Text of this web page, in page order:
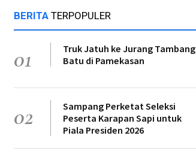
BERITA TERPOPULER
01
Truk Jatuh ke Jurang Tambang
Batu di Pamekasan
02
Sampang Perketat Seleksi
Peserta Karapan Sapi untuk
Piala Presiden 2026